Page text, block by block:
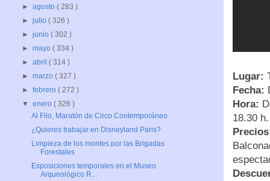
Lugar:
Fecha:
Hora:
18.30
►agosto( 283 )
►julio( 326 )
►junio( 302 )
►mayo( 334 )
►abril( 314 )
►marzo( 327 )
►febrero( 272 )
▼enero( 326 )
Al Filo, Maratón de Circo Contemporáneo
¿Quieres trabajar en Disneyland Paris?
Limpieza de los montes por las Brigadas
Forestales
Exposiciones temporales en el Museo
Arqueológico R...